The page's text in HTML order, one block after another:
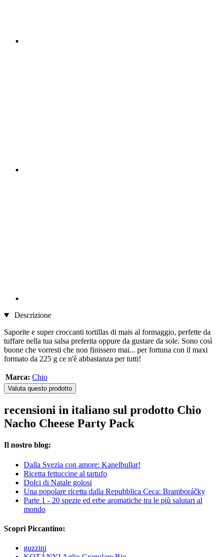
Descrizione
Saporite e super croccanti tortillas di mais al formaggio, perfette da
tuffare nella tua salsa preferita oppure da gustare da sole. Sono così
buone che vorresti che non finissero mai... per fortuna con il maxi
formato da 225 g ce n'è abbastanza per tutti!
Marca: Chio
Valuta questo prodotto
recensioni in italiano sul prodotto Chio
Nacho Cheese Party Pack
Il nostro blog:
Dalla Svezia con amore: Kanelbullar!
Ricetta fettuccine al tartufo
Dolci di Natale golosi
Una popolare ricetta dalla Repubblica Ceca: Bramboráčky
Parte 1 - 20 spezie ed erbe aromatiche tra le più salutari al
mondo
Scopri Piccantino:
guzzini